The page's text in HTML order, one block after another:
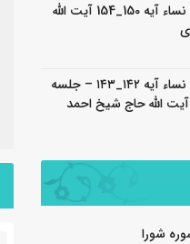
تفسیر سوره نساء آیه 150_154 آیت الله
تفسیر سوره نساء آیه ۱۴۲_۱۴۳ – جلسه
الله حاج شیخ احمد